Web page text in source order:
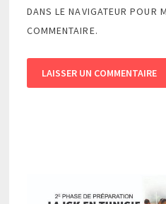
DANS LE NAVIGATEUR POUR
COMMENTAIRE.